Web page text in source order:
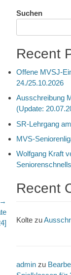
Suchen
Recent
Offene MVSJ-
24./25.10.2026
Ausschreibung
(Update:
SR-Lehrgang
MVS-
Wolfgang Kraft
Recent
Kolte zu
admin zu